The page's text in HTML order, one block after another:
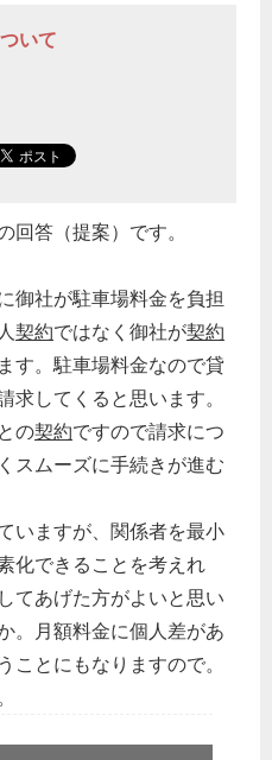
いて
回答（提案）です。
御社が駐車場料金を負担
契約ではなく御社が契約
す。駐車場料金なので貸
求してくると思います。
との契約ですので請求につ
スムーズに手続きが進む
いますが、関係者を最小
化できることを考えれ
してあげた方がよいと思い
。月額料金に個人差があ
ことにもなりますので。